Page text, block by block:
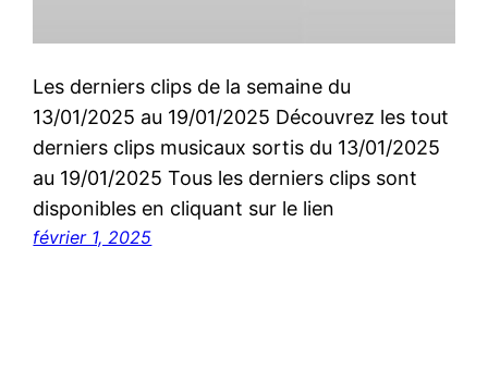
Les derniers clips de la semaine du
13/01/2025 au 19/01/2025 Découvrez les tout
derniers clips musicaux sortis du 13/01/2025
au 19/01/2025 Tous les derniers clips sont
disponibles en cliquant sur le lien
février 1, 2025